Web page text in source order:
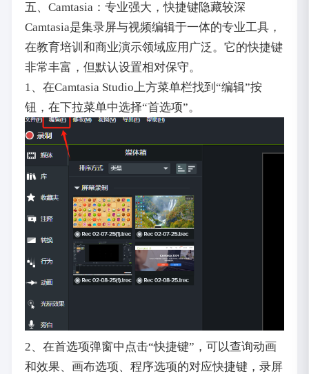
五、Camtasia：专业强大，快捷键隐藏较深
Camtasia是集录屏与视频编辑于一体的专业工具，
在教育培训和商业演示领域应用广泛。它的快捷键
非常丰富，但默认设置相对保守。
1、在Camtasia Studio上方菜单栏找到“编辑”按
钮，在下拉菜单中选择“首选项”。
2、在首选项弹窗中点击“快捷键”，可以查询动画
和效果、画布选项、程序选项的对应快捷键，录屏